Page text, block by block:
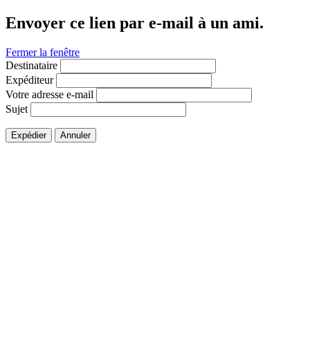
Envoyer ce lien par e-mail à un ami.
Fermer la fenêtre
Destinataire
Expéditeur
Votre adresse e-mail
Sujet
Expédier Annuler